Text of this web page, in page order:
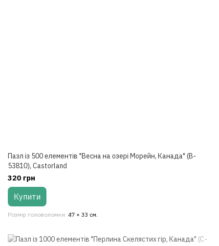
Пазл із 500 елементів "Весна на озері Морейн, Канада" (B-
53810), Castorland
320 грн
Купити
Розмір головоломки 47 × 33 см.